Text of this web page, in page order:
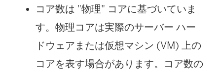
コア数は "物理" コアに基づいていま
す。物理コアは実際のサーバー ハー
ドウェアまたは仮想マシン (VM) 上の
コアを表す場合があります。コア数の